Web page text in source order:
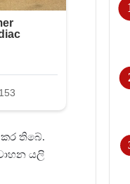
තිබේ.
වාහන යලි